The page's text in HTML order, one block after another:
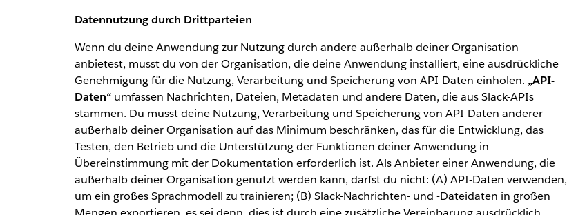
Datennutzung durch Drittparteien
Wenn du deine Anwendung zur Nutzung durch andere außerhalb deiner Organisation
anbietest, musst du von der Organisation, die deine Anwendung installiert, eine ausdrückliche
Genehmigung für die Nutzung, Verarbeitung und Speicherung von API-Daten einholen. „API-
Daten“umfassen Nachrichten, Dateien, Metadaten und andere Daten, die aus Slack-APIs
stammen. Du musst deine Nutzung, Verarbeitung und Speicherung von API-Daten anderer
außerhalb deiner Organisation auf das Minimum beschränken, das für die Entwicklung, das
Testen, den Betrieb und die Unterstützung der Funktionen deiner Anwendung in
Übereinstimmung mit der Dokumentation erforderlich ist. Als Anbieter einer Anwendung, die
außerhalb deiner Organisation genutzt werden kann, darfst du nicht: (A) API-Daten verwenden,
um ein großes Sprachmodell zu trainieren; (B) Slack-Nachrichten- und -Dateidaten in großen